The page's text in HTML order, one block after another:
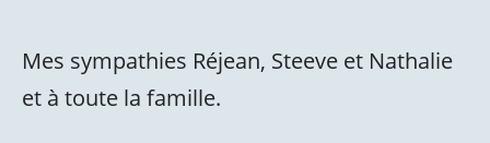
Mes sympathies Réjean, Steeve et Nathalie
et à toute la famille.